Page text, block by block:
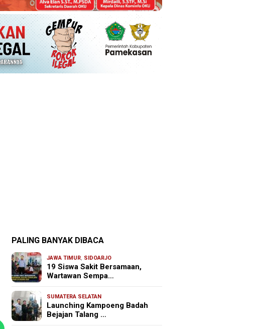
PALING BANYAK DIBACA
JAWA TIMUR, SIDOARJO
19 Siswa Sakit Bersamaan,
Wartawan Sempa…
SUMATERA SELATAN
Launching Kampoeng Badah
Bejajan Talang …